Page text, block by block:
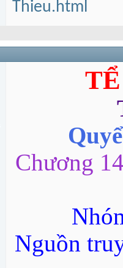
Thieu.html
Chương
Nguồn